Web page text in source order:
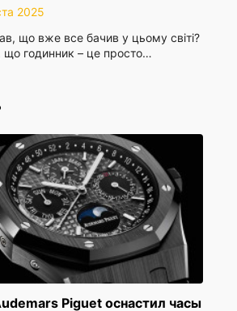
2025
що вже все бачив у цьому світі?
годинник – це просто…
Piguet оснастил часы